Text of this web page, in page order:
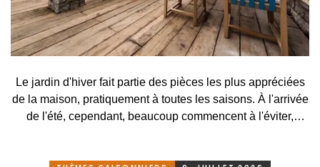
Le jardin d'hiver fait partie des pièces les plus appréciées
de la maison, pratiquement à toutes les saisons. À l'arrivée
de l'été, cependant, beaucoup commencent à l'éviter,